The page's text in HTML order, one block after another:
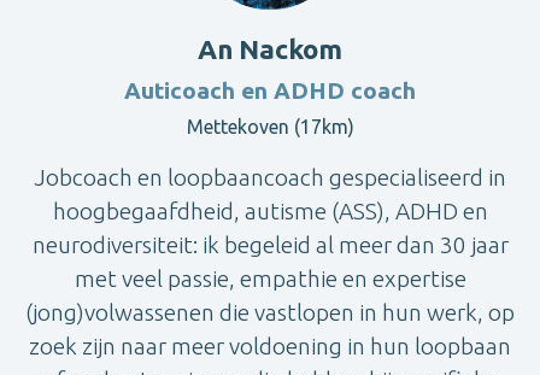
An Nackom
Auticoach en ADHD coach
Mettekoven (17km)
Jobcoach en loopbaancoach gespecialiseerd in
hoogbegaafdheid, autisme (ASS), ADHD en
neurodiversiteit: ik begeleid al meer dan 30 jaar
met veel passie, empathie en expertise
(jong)volwassenen die vastlopen in hun werk, op
zoek zijn naar meer voldoening in hun loopbaan